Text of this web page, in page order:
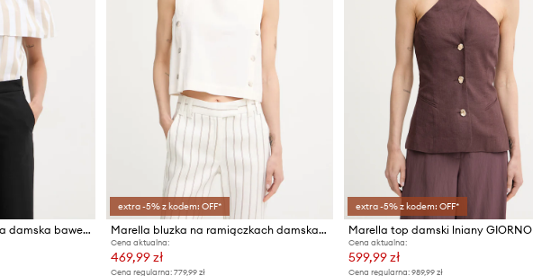
Marella bluzka hiszpanka damska bawełniana Emme by Marella
extra -5% z kodem: OFF*
Marella bluzka na ramiączkach damska z dodatkiem lnu MLMUNIONE
Cena aktualna:
469,99 zł
Cena regularna: 779,99 zł
extra -5% z kodem: OFF*
Marella top damski lniany GIORNO
Cena aktualna:
599,99 zł
Cena regularna: 989,99 zł